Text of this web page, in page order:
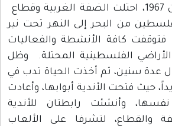
بعد نكسة 5 حزيران 1967، احتلت الضفة الغربية وقطاع
من البحر إلى النهر تحت نير
فتوقفت كافة الأنشطة والفعاليات
الفلسطينية المحتلة. وظل
عدة سنين، ثم أخذت الحياة تدب في
حيث فتحت الأندية أبوابها، وأعادت
وأنشئت رابطتان للأندية
والقطاع، لتشرفا على الألعاب